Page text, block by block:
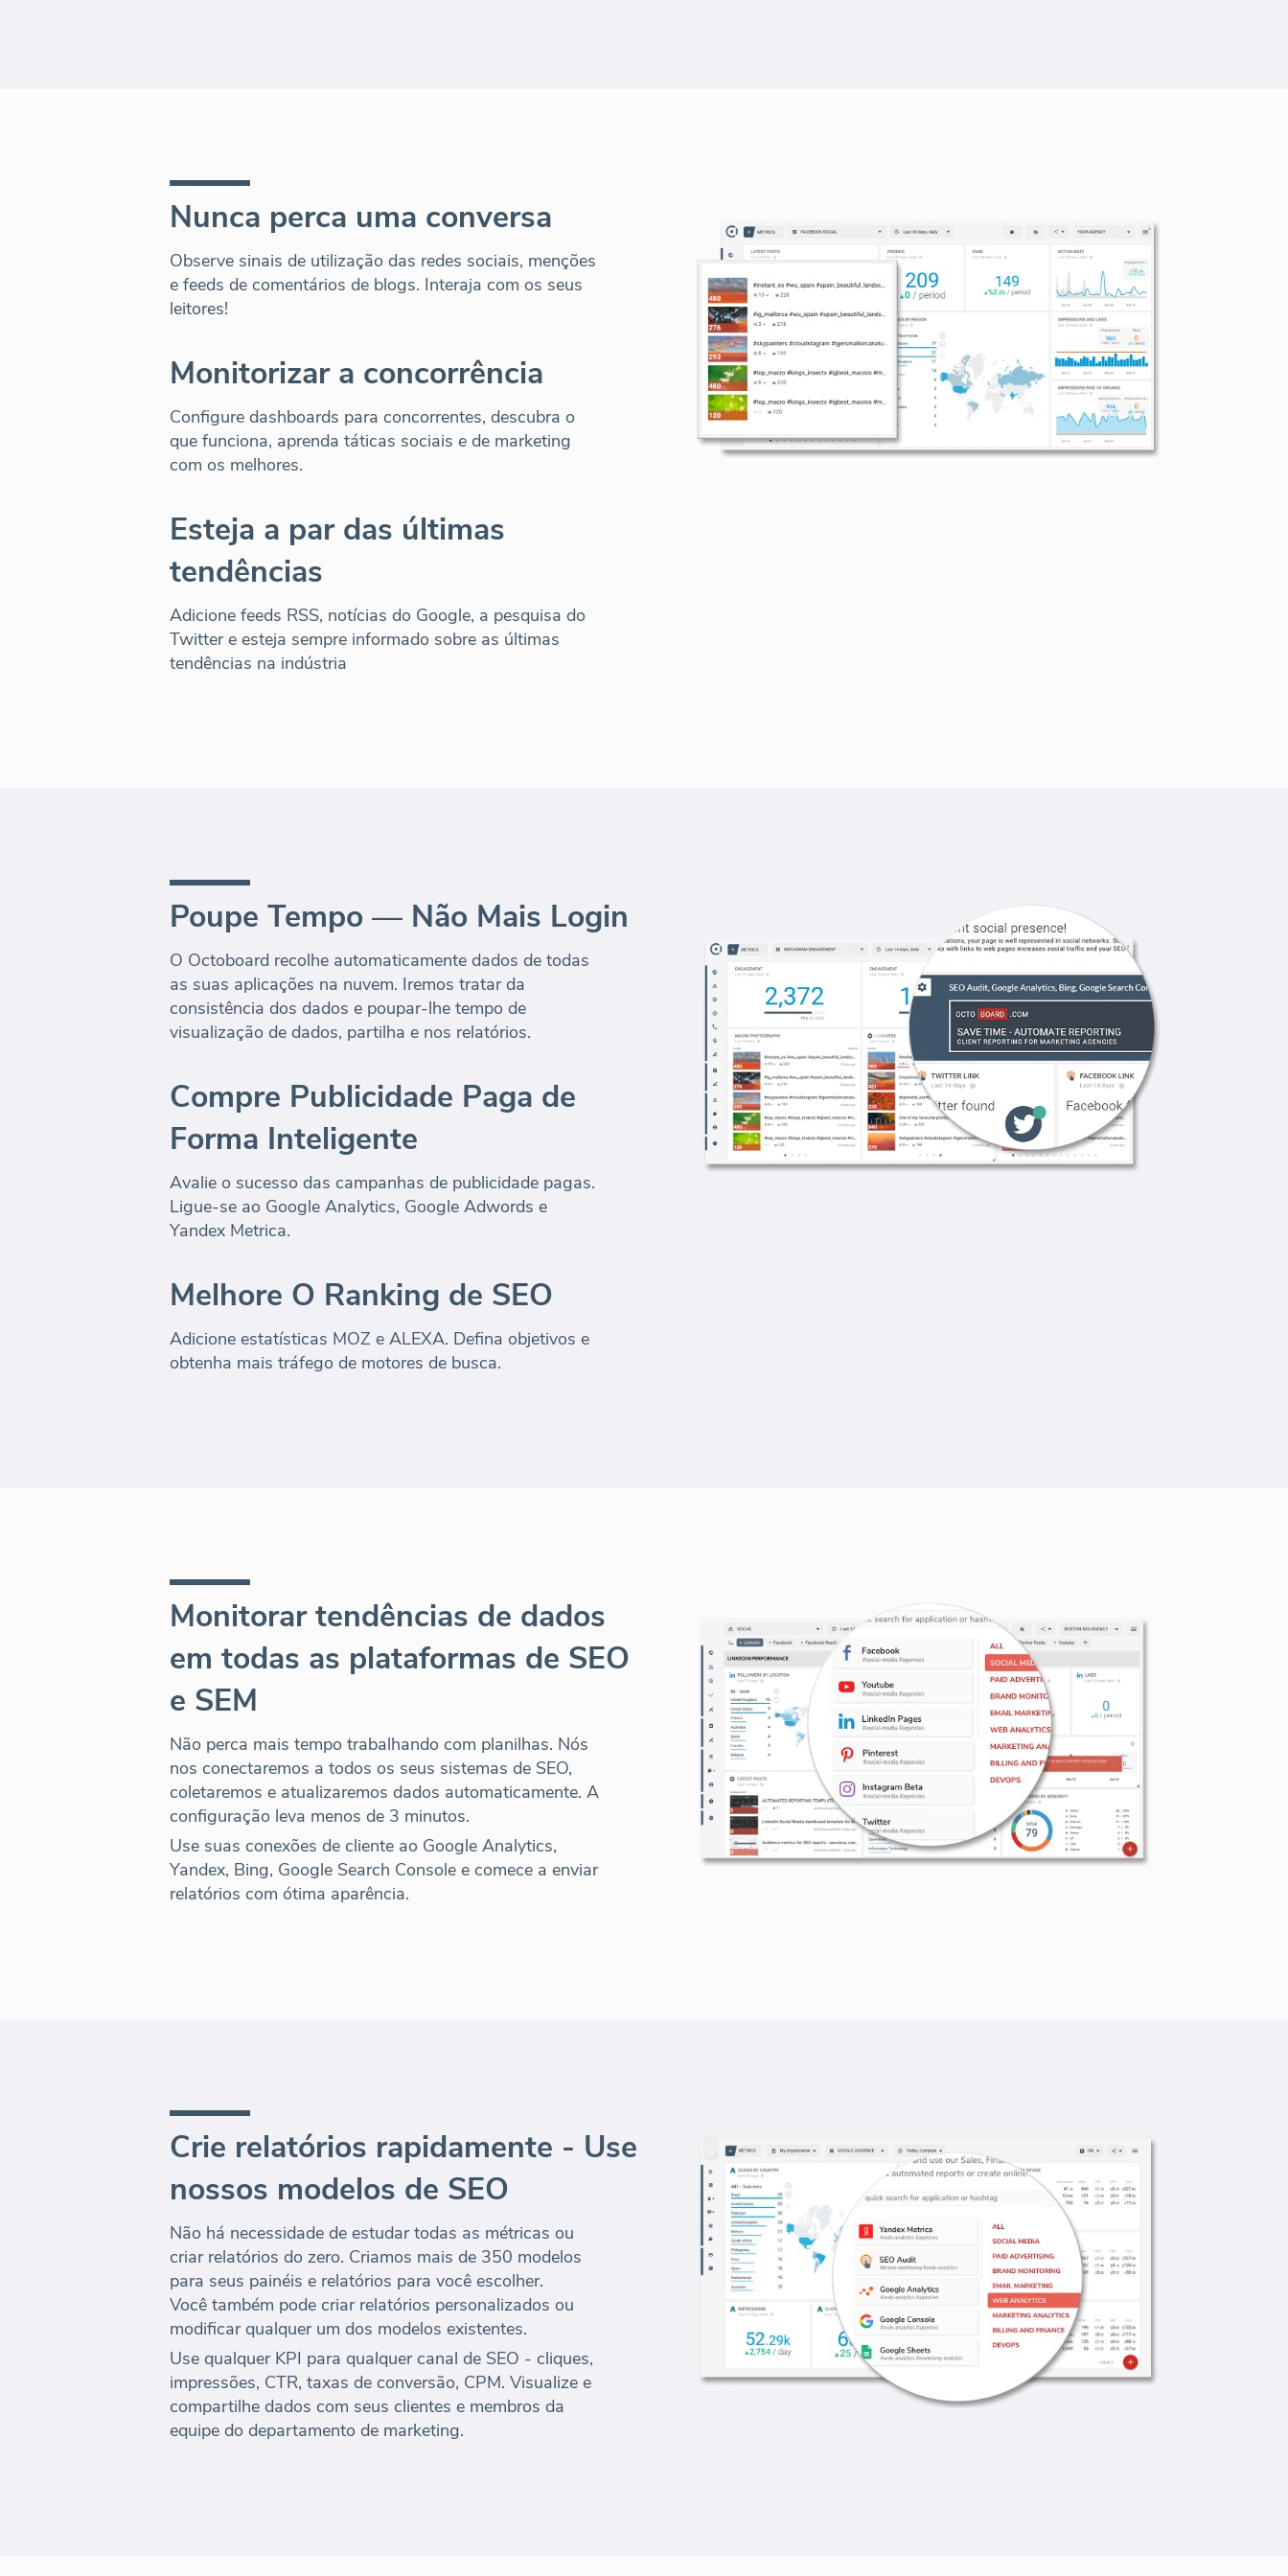
Nunca perca uma conversa
Observe sinais de utilização das redes sociais, menções
e feeds de comentários de blogs. Interaja com os seus
leitores!
Monitorizar a concorrência
Configure dashboards para concorrentes, descubra o
que funciona, aprenda táticas sociais e de marketing
com os melhores.
Esteja a par das últimas
tendências
Adicione feeds RSS, notícias do Google, a pesquisa do
Twitter e esteja sempre informado sobre as últimas
tendências na indústria
Poupe Tempo — Não Mais Login
O Octoboard recolhe automaticamente dados de todas
as suas aplicações na nuvem. Iremos tratar da
consistência dos dados e poupar-lhe tempo de
visualização de dados, partilha e nos relatórios.
Compre Publicidade Paga de
Forma Inteligente
Avalie o sucesso das campanhas de publicidade pagas.
Ligue-se ao Google Analytics, Google Adwords e
Yandex Metrica.
Melhore O Ranking de SEO
Adicione estatísticas MOZ e ALEXA. Defina objetivos e
obtenha mais tráfego de motores de busca.
Monitorar tendências de dados
em todas as plataformas de SEO
e SEM
Não perca mais tempo trabalhando com planilhas. Nós
nos conectaremos a todos os seus sistemas de SEO,
coletaremos e atualizaremos dados automaticamente. A
configuração leva menos de 3 minutos.
Use suas conexões de cliente ao Google Analytics,
Yandex, Bing, Google Search Console e comece a enviar
relatórios com ótima aparência.
Crie relatórios rapidamente - Use
nossos modelos de SEO
Não há necessidade de estudar todas as métricas ou
criar relatórios do zero. Criamos mais de 350 modelos
para seus painéis e relatórios para você escolher.
Você também pode criar relatórios personalizados ou
modificar qualquer um dos modelos existentes.
Use qualquer KPI para qualquer canal de SEO - cliques,
impressões, CTR, taxas de conversão, CPM. Visualize e
compartilhe dados com seus clientes e membros da
equipe do departamento de marketing.